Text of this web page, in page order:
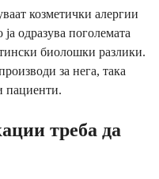
козметички алергии
одразува поголемата
биолошки разлики.
за нега, така
пациенти.
треба да